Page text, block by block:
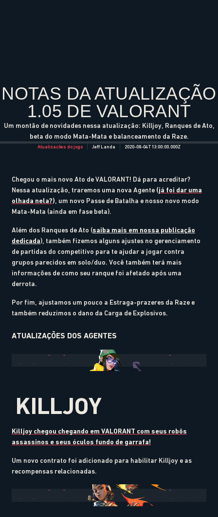
NOTAS DA ATUALIZAÇÃO
1.05 DE VALORANT
Um montão de novidades nessa atualização: Killjoy, Ranques de Ato,
beta do modo Mata-Mata e balanceamento da Raze.
Atualizações do jogo Jeff Landa 2020-08-04T13:00:00.000Z
Chegou o mais novo Ato de VALORANT! Dá para acreditar?
Nessa atualização, traremos uma nova Agente (já foi dar uma
olhada nela?) , um novo Passe de Batalha e nosso novo modo
Mata-Mata (ainda em fase beta).
Além dos Ranques de Ato (saiba mais em nossa publicação
dedicada), também fizemos alguns ajustes no gerenciamento
de partidas do competitivo para te ajudar a jogar contra
grupos parecidos em solo/duo. Você também terá mais
informações de como seu ranque foi afetado após uma
derrota.
Por fim, ajustamos um pouco a Estraga-prazeres da Raze e
também reduzimos o dano da Carga de Explosivos.
ATUALIZAÇÕES DOS AGENTES
KILLJOY
Killjoy chegou chegando em VALORANT com seus robôs
assassinos e seus óculos fundo de garrafa!
Um novo contrato foi adicionado para habilitar Killjoy e as
recompensas relacionadas.